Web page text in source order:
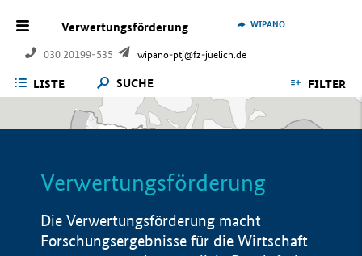
Verwertungsförderung
030 20199-535 wipano-ptj@fz-juelich.de
WIPANO
LISTE SUCHE FILTER
Verwertungsförderung
Die Verwertungsförderung macht
Forschungsergebnisse für die Wirtschaft